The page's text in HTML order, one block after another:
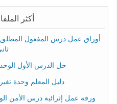
أكثر
أوراق عمل درس المفعول
حل الدرس الأول
دليل المعلم وحدة
ورقة عمل إثرائية درس الأمن